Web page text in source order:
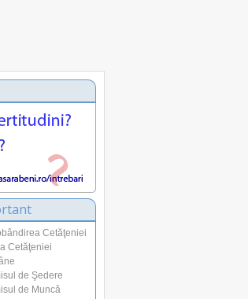
Cetăţeniei
Cetăţeniei
de Şedere
de Muncă